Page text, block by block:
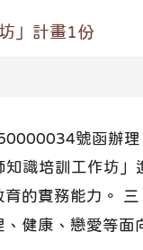
」計畫1份
號函辦
識培訓工作坊
的實務能力。
健康、戀愛等